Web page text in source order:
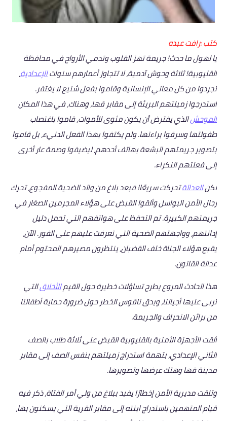
كتب :رافت عبده
يا لهول ما حدث! جريمة تهز القلوب وتدمي الأرواح في محافظة
القليوبية! ثلاثة وحوش آدمية، لا تتجاوز أعمارهم سنواتالإعدادية،
تجردوا من كل معاني الإنسانية وقاموا بفعل شنيع لا يغتفر.
استدرجوا زميلتهم البريئة إلى مقابر قها، وهناك، في هذا المكان
الموحشالذي يفترض أن يكون مثوى للأموات، قاموا باغتصاب
طفولتها وسرقوا براءتها. ولم يكتفوا بهذا الفعل الدنيء، بل قاموا
بتصوير جريمتهم البشعة بهاتف أحدهم، ليضيفوا وصمة عار أخرى
إلى فعلتهم النكراء.
لكنالعدالةتحركت سريعًا! فبعد بلاغ من والد الضحية المفجوع، تحرك
رجال الأمن البواسل وألقوا القبض على هؤلاء المجرمين الصغار في
جريمتهم الكبيرة. تم التحفظ على هواتفهم التي تحمل دليل
إدانتهم، وواجهتهم الضحية التي تعرفت عليهم على الفور. الآن،
يقبع هؤلاء الجناة خلف القضبان، ينتظرون مصيرهم المحتوم أمام
عدالة القانون.
هذا الحادث المروع يطرح تساؤلات خطيرة حول القيمالأخلاقالتي
تربى عليها أجيالنا، ويدق ناقوس الخطر حول ضرورة حماية أطفالنا
من براثن الانحراف والجريمة.
ألقت الأجهزة الأمنية بالقليوبية القبض على ثلاثة طلاب بالصف
الثاني الإعدادي، بتهمة استدراج زميلتهم بنفس الصف إلى مقابر
مدينة قها وهتك عرضها وتصويرها.
وتلقت مديرية الأمن إخطارًا يفيد ببلاغ من ولي أمر الفتاة، ذكر فيه
قيام المتهمين باستدراج ابنته إلى مقابر القرية التي يسكنون بها،